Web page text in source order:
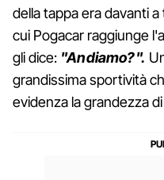
della tappa era davanti
cui Pogacar raggiunge
gli dice: "Andiamo?".
grandissima sportività
evidenza la grandezza